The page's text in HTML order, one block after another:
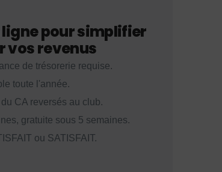
pour simplifier
vos revenus
de trésorerie requise.
toute l'année.
CA reversés au club.
gratuite sous 5 semaines.
ou SATISFAIT.